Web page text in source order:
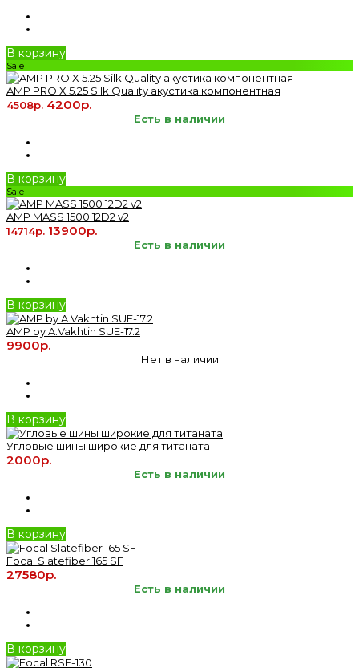
В корзину
Sale
AMP PRO X 5.25 Silk Quality акустика компонентная
4508р. 4200р.
Есть в наличии
В корзину
Sale
AMP MASS 1500 12D2 v2
14714р. 13900р.
Есть в наличии
В корзину
AMP by A.Vakhtin SUE-17.2
9900р.
Нет в наличии
В корзину
Угловые шины широкие для титаната
2000р.
Есть в наличии
В корзину
Focal Slatefiber 165 SF
27580р.
Есть в наличии
В корзину